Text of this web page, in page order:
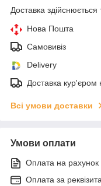
Доставка здійснюється
Нова Пошта
Самовивіз
Delivery
Доставка кур'єром
Всі умови доставки
Умови оплати
Оплата на рахунок
Оплата за